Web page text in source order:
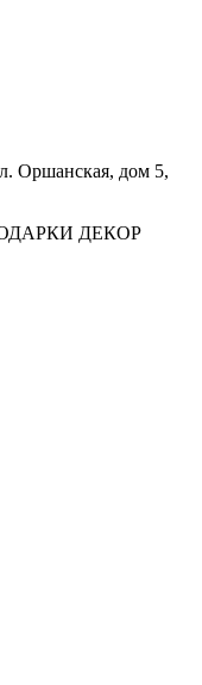
Оршанская, дом 5,
ДЕКОР